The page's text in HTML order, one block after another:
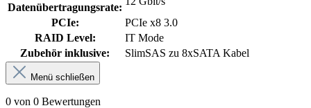
Datenübertragungsrate:
PCIe:
PCIe x8 3.0
RAID Level:
IT Mode
Zubehör inklusive:
SlimSAS zu 8xSATA Kabel
Menü schließen
0 von 0 Bewertungen